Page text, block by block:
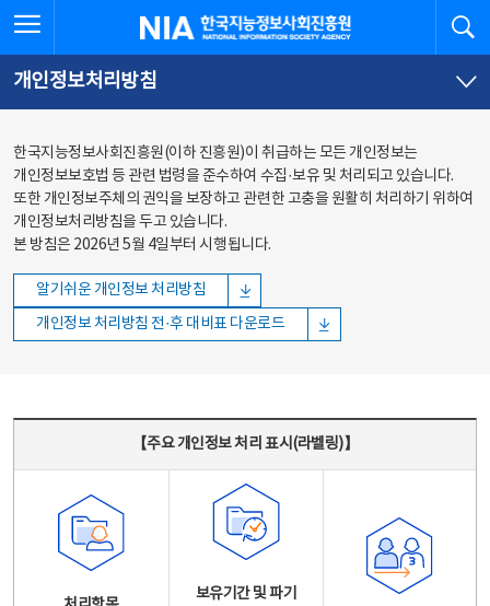
바로가기
바로가기
한국지능정보사회진흥원
개인정보처리방침
한국지능정보사회진흥원(이하 진흥원)이 취급하는 모든 개인정보는
개인정보보호법 등 관련 법령을 준수하여 수집·보유 및 처리되고 있습니다.
또한 개인정보주체의 권익을 보장하고 관련한 고충을 원활히 처리하기 위하여
개인정보처리방침을 두고 있습니다.
본 방침은 2026년 5월 4일부터 시행됩니다.
알기쉬운 개인정보 처리방침
개인정보 처리방침 전·후 대비표 다운로드
【주요 개인정보 처리 표시(라벨링)】
보유기간 및 파기